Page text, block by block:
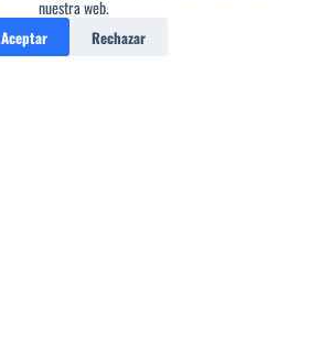
nuestra web.
Aceptar Rechazar